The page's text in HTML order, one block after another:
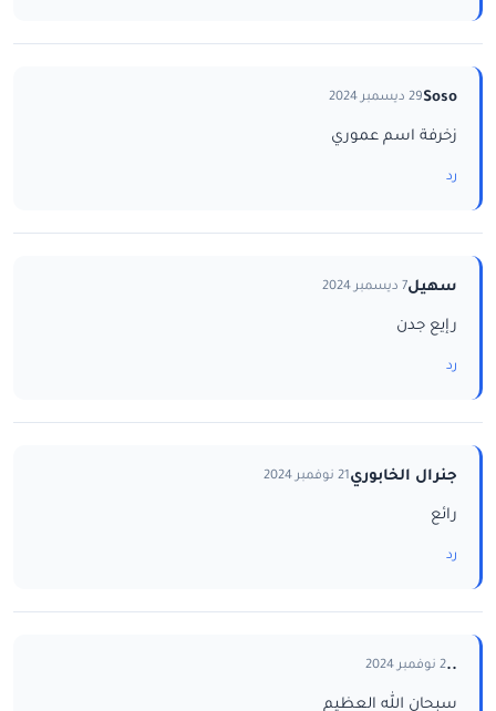
Soso29 ديسمبر 2024
زخرفة اسم عموري
رد
سهيل7 ديسمبر 2024
رإيع جدن
رد
جنرال الخابوري21 نوفمبر 2024
رائع
رد
..2 نوفمبر 2024
سبحان الله العظيم